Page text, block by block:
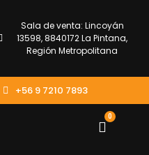
Sala de venta: Lincoyán
13598, 8840172 La Pintana,
Región Metropolitana
+56 9 7210 7893
0